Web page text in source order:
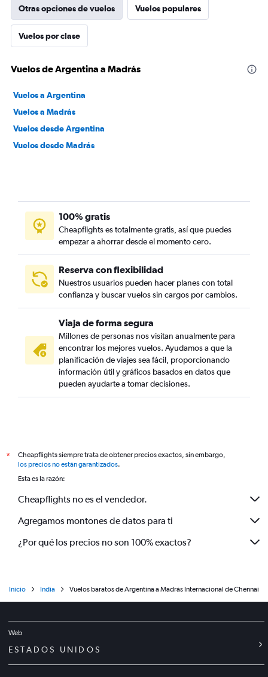
Otras opciones de vuelos Vuelos populares
Vuelos por clase
Vuelos de Argentina a Madrás
Vuelos a Argentina
Vuelos a Madrás
Vuelos desde Argentina
Vuelos desde Madrás
100% gratis
Cheapflights es totalmente gratis, así que puedes
empezar a ahorrar desde el momento cero.
Reserva con flexibilidad
Nuestros usuarios pueden hacer planes con total
confianza y buscar vuelos sin cargos por cambios.
Viaja de forma segura
Millones de personas nos visitan anualmente para
encontrar los mejores vuelos. Ayudamos a que la
planificación de viajes sea fácil, proporcionando
información útil y gráficos basados en datos que
pueden ayudarte a tomar decisiones.
*
Cheapflights siempre trata de obtener precios exactos, sin embargo,
los precios no están garantizados.
Esta es la razón:
Cheapflights no es el vendedor.
Agregamos montones de datos para ti
¿Por qué los precios no son 100% exactos?
Inicio India Vuelos baratos de Argentina a Madrás Internacional de Chennai
Web
ESTADOS UNIDOS